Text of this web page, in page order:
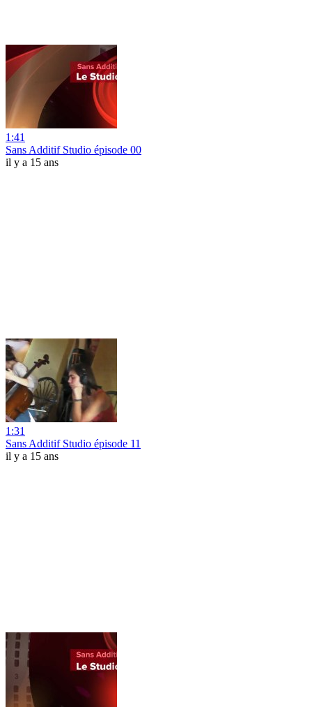
1:41
Sans Additif Studio épisode 00
il y a 15 ans
1:31
Sans Additif Studio épisode 11
il y a 15 ans